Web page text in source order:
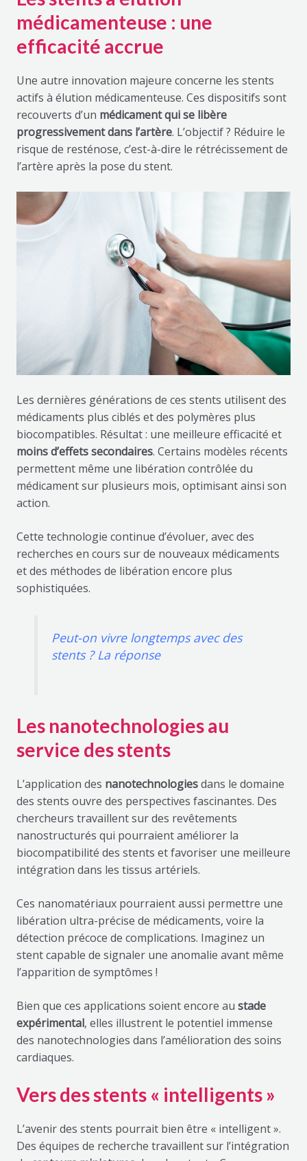
médicamenteuse : une
efficacité accrue
Une autre innovation majeure concerne les stents
actifs à élution médicamenteuse. Ces dispositifs sont
recouverts d’un médicament qui se libère
progressivement dans l’artère. L’objectif ? Réduire le
risque de resténose, c’est-à-dire le rétrécissement de
l’artère après la pose du stent.
Les dernières générations de ces stents utilisent des
médicaments plus ciblés et des polymères plus
biocompatibles. Résultat : une meilleure efficacité et
moins d’effets secondaires. Certains modèles récents
permettent même une libération contrôlée du
médicament sur plusieurs mois, optimisant ainsi son
action.
Cette technologie continue d’évoluer, avec des
recherches en cours sur de nouveaux médicaments
et des méthodes de libération encore plus
sophistiquées.
Peut-on vivre longtemps avec des
stents ? La réponse
Les nanotechnologies au
service des stents
L’application des nanotechnologiesdans le domaine
des stents ouvre des perspectives fascinantes. Des
chercheurs travaillent sur des revêtements
nanostructurés qui pourraient améliorer la
biocompatibilité des stents et favoriser une meilleure
intégration dans les tissus artériels.
Ces nanomatériaux pourraient aussi permettre une
libération ultra-précise de médicaments, voire la
détection précoce de complications. Imaginez un
stent capable de signaler une anomalie avant même
l’apparition de symptômes !
Bien que ces applications soient encore au stade
expérimental, elles illustrent le potentiel immense
des nanotechnologies dans l’amélioration des soins
cardiaques.
Vers des stents « intelligents »
L’avenir des stents pourrait bien être « intelligent ».
Des équipes de recherche travaillent sur l’intégration